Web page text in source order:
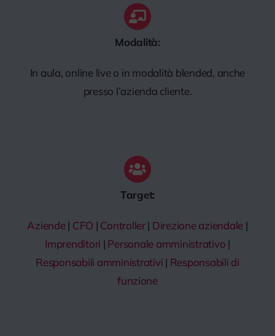
Modalità:
In aula, online live o in modalità blended, anche
presso l’azienda cliente.
Target:
Aziende| CFO | Controller| Direzione aziendale |
Imprenditori | Personale amministrativo |
Responsabili amministrativi | Responsabili di
funzione